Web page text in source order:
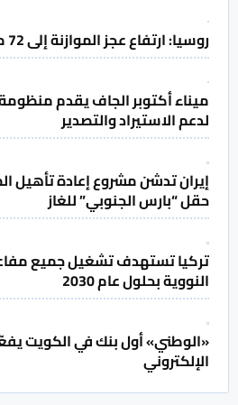
روسيا: ارتفاع عجز الموازنة إلى 72 مليار دولار
ميناء أكتوبر الجاف يقدم
لدعم الاستيراد والتصدير
إيران تدشن مشروع إعادة تأهيل
حقل “بارس الجنوبي” للغاز
تركيا تستهدف تشغيل جميع
النووية بحلول عام 2030
«الوطني» أول بنك في الكويت
الإلكتروني